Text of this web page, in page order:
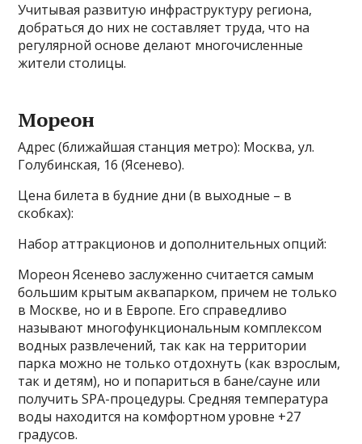
Учитывая развитую инфраструктуру региона,
добраться до них не составляет труда, что на
регулярной основе делают многочисленные
жители столицы.
Мореон
Адрес (ближайшая станция метро): Москва, ул.
Голубинская, 16 (Ясенево).
Цена билета в будние дни (в выходные – в
скобках):
Набор аттракционов и дополнительных опций:
Мореон Ясенево заслуженно считается самым
большим крытым аквапарком, причем не только
в Москве, но и в Европе. Его справедливо
называют многофункциональным комплексом
водных развлечений, так как на территории
парка можно не только отдохнуть (как взрослым,
так и детям), но и попариться в бане/сауне или
получить SPA-процедуры. Средняя температура
воды находится на комфортном уровне +27
градусов.